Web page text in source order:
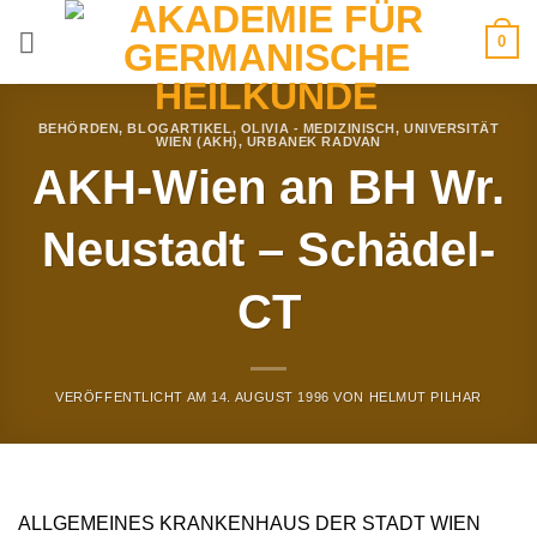
0
BEHÖRDEN, BLOGARTIKEL, OLIVIA - MEDIZINISCH ,UNIVERSITÄT
WIEN (AKH), URBANEK RADVAN
AKH-Wien an BH Wr.
Neustadt – Schädel-
CT
VERÖFFENTLICHT AM 14. AUGUST 1996 VON HELMUT PILHAR
ALLGEMEINES KRANKENHAUS DER STADT WIEN